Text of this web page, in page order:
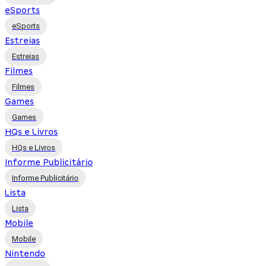
eSports
eSports
Estreias
Estreias
Filmes
Filmes
Games
Games
HQs e Livros
HQs e Livros
Informe Publicitário
Informe Publicitário
Lista
Lista
Mobile
Mobile
Nintendo